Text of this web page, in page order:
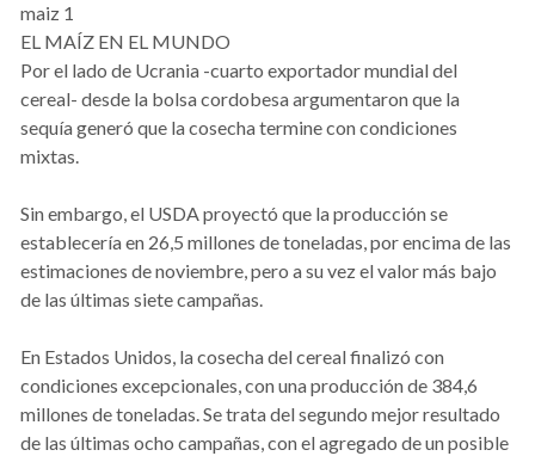
maiz 1
EL MAÍZ EN EL MUNDO
Por el lado de Ucrania -cuarto exportador mundial del
cereal- desde la bolsa cordobesa argumentaron que la
sequía generó que la cosecha termine con condiciones
mixtas.
Sin embargo, el USDA proyectó que la producción se
establecería en 26,5 millones de toneladas, por encima de las
estimaciones de noviembre, pero a su vez el valor más bajo
de las últimas siete campañas.
En Estados Unidos, la cosecha del cereal finalizó con
condiciones excepcionales, con una producción de 384,6
millones de toneladas. Se trata del segundo mejor resultado
de las últimas ocho campañas, con el agregado de un posible